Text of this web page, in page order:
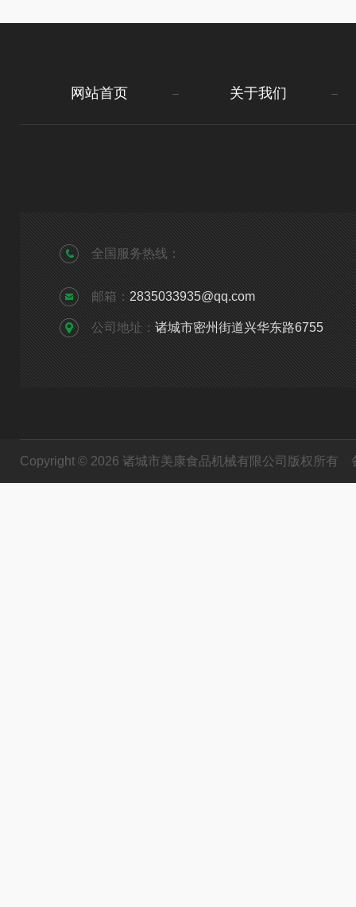
网站首页 关于我们
全国服务热线：
邮箱： 2835033935@qq.com
公司地址： 诸城市密州街道兴华东路6755
Copyright © 2026 诸城市美康食品机械有限公司版权所有